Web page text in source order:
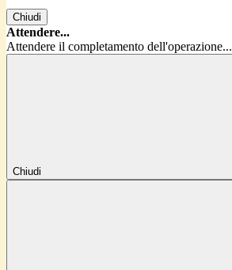
Chiudi
Attendere...
Attendere il completamento dell'operazione...
Chiudi